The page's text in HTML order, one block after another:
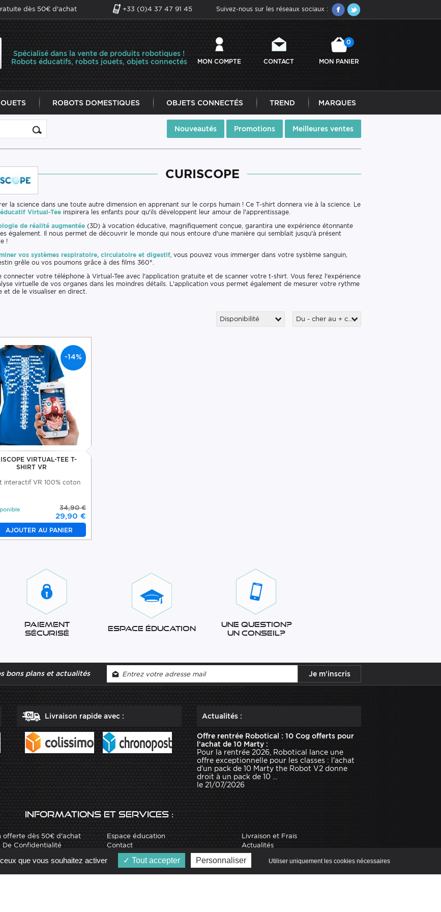
dès 50€ d'achat +33 (0)4 37 47 91 45 Suivez-nous sur les réseaux sociaux :
Spécialisé dans la vente de produits robotiques !
Robots éducatifs, robots jouets, objets connectés
MON COMPTE CONTACT MON PANIER
0
ROBOTS DOMESTIQUES OBJETS CONNECTÉS TREND MARQUES
Nouveautés Promotions Meilleures ventes
CURISCOPE
la science dans une toute autre dimension en apprenant sur le corps humain ! Ce T-shirt donnera vie à la science. Le
Virtual-Tee inspirera les enfants pour qu'ils développent leur amour de l'apprentissage.
de réalité augmentée (3D) à vocation éducative, magnifiquement conçue, garantira une expérience étonnante
également. Il nous permet de découvrir le monde qui nous entoure d'une manière qui semblait jusqu'à présent
!
vos systèmes respiratoire, circulatoire et digestif, vous pouvez vous immerger dans votre système sanguin,
grêle ou vos poumons grâce à des films 360°.
connecter votre téléphone à Virtual-Tee avec l'application gratuite et de scanner votre t-shirt. Vous ferez l'expérience
virtuelle de vos organes dans les moindres détails. L'application vous permet également de mesurer votre rythme
et de le visualiser en direct.
Disponibilité Du - cher au + cher
-14%
VIRTUAL-TEE T-
SHIRT VR
interactif VR 100% coton
34,90 €
29,90 €
Paiement
sécurisé
Espace éducation
Une question?
Un conseil?
bons plans et actualités
Livraison rapide avec : Actualités :
Offre rentrée Robotical : 10 Cog offerts pour
l'achat de 10 Marty :
Pour la rentrée 2026, Robotical lance une
offre exceptionnelle pour les classes : l'achat
d'un pack de 10 Marty the Robot V2 donne
droit à un pack de 10 ...
le 21/07/2026
Informations et services :
offerte dès 50€ d'achat Espace éducation
Livraison et Frais
De Confidentialité Contact
Actualités
que vous souhaitez activer Tout accepter Personnaliser Utiliser uniquement les cookies nécessaires